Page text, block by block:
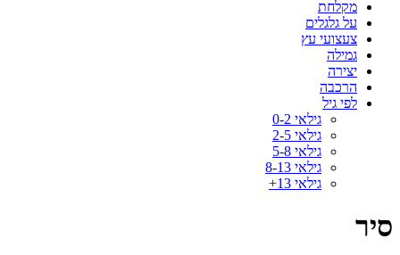
מקלחת
על גלגלים
צעצועי עץ
גמילה
יצירה
הרכבה
לפי גיל
גילאי 0-2
גילאי 2-5
גילאי 5-8
גילאי 8-13
גילאי 13+
סיר